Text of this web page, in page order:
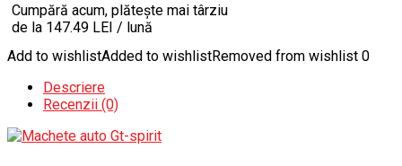
Cumpără acum, plătește mai târziu
de la 147.49 LEI / lună
Add to wishlistAdded to wishlistRemoved from wishlist 0
Descriere
Recenzii (0)